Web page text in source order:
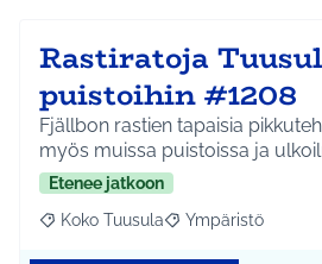
Rastiratoja
puistoihin #1208
Fjällbon rastien tapaisia
Etenee jatkoon
Rajaa tulokset aihepiirin mukaan:
Koko Tuusula Rajaa tulokset
Ympäristö